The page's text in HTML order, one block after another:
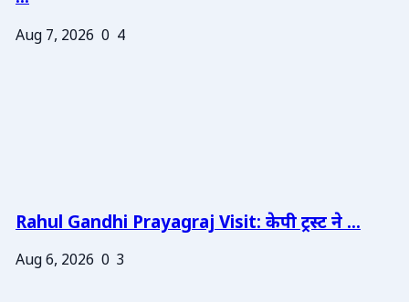
Aug 7, 2026 0 4
Rahul Gandhi Prayagraj Visit: केपी ट्रस्ट ने ...
Aug 6, 2026 0 3